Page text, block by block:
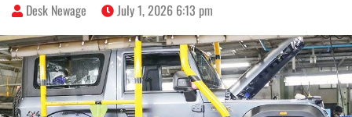
Desk Newage July 1, 2026 6:13 pm